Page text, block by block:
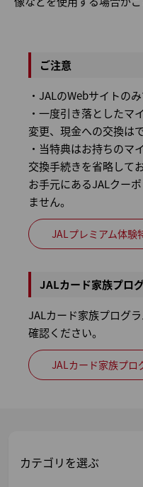
ご注意
・JALのWebサイトの
・一度引き落としたマ
変更、現金への交換は
・当特典はお持ちのマ
交換手続きを省略して
お手元にあるJALクー
ません。
JALプレミアム体験
JALカード家族プロ
JALカード家族プログ
確認ください。
JALカード家族プロ
カテゴリを選ぶ